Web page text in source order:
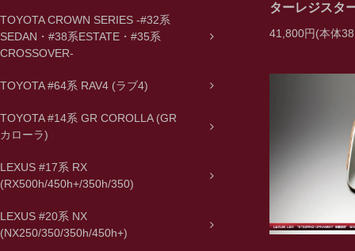
TOYOTA CROWN SERIES -#32系
SEDAN・#38系ESTATE・#35系
CROSSOVER-
TOYOTA #64系 RAV4 (ラブ4)
TOYOTA #14系 GR COROLLA (GR
カローラ)
LEXUS #17系 RX
(RX500h/450h+/350h/350)
LEXUS #20系 NX
(NX250/350/350h/450h+)
ターレジスタ
41,800円(本体